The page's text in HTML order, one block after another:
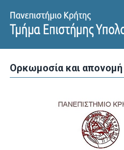
Ορκωμοσία και